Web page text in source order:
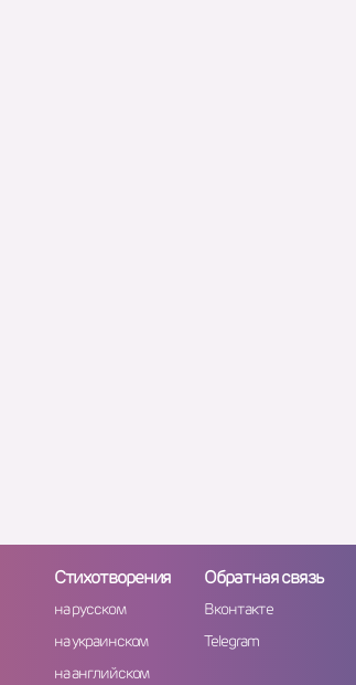
Стихотворения
на русском
на украинском
на английском
Обратная связь
Вконтакте
Telegram